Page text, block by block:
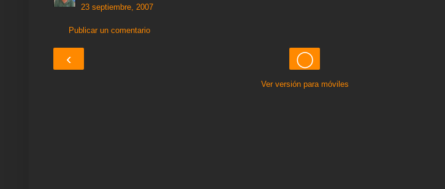
23 septiembre, 2007
Publicar un comentario
‹ ◯
Ver versión para móviles